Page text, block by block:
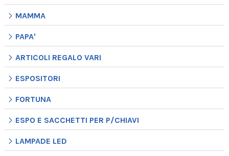
MAMMA
PAPA'
ARTICOLI REGALO VARI
ESPOSITORI
FORTUNA
ESPO E SACCHETTI PER P/CHIAVI
LAMPADE LED